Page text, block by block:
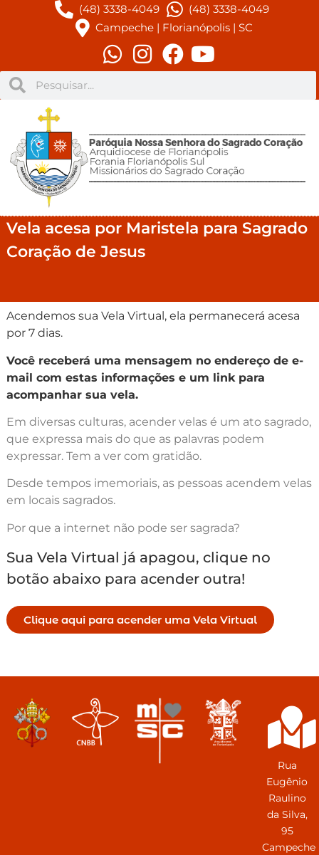
(48) 3338-4049
(48) 3338-4049
Campeche | Florianópolis | SC
Vela acesa por Maristela para Sagrado
Coração de Jesus
Acendemos sua Vela Virtual, ela permanecerá acesa
por 7 dias.
Você receberá uma mensagem no endereço de e-
mail com estas informações e um link para
acompanhar sua vela.
Em diversas culturas, acender velas é um ato sagrado,
que expressa mais do que as palavras podem
expressar. Tem a ver com gratidão.
Desde tempos imemoriais, as pessoas acendem velas
em locais sagrados.
Por que a internet não pode ser sagrada?
Sua Vela Virtual já apagou, clique no
botão abaixo para acender outra!
Clique aqui para acender uma Vela Virtual
Rua
Eugênio
Raulino
da Silva,
95
Campeche